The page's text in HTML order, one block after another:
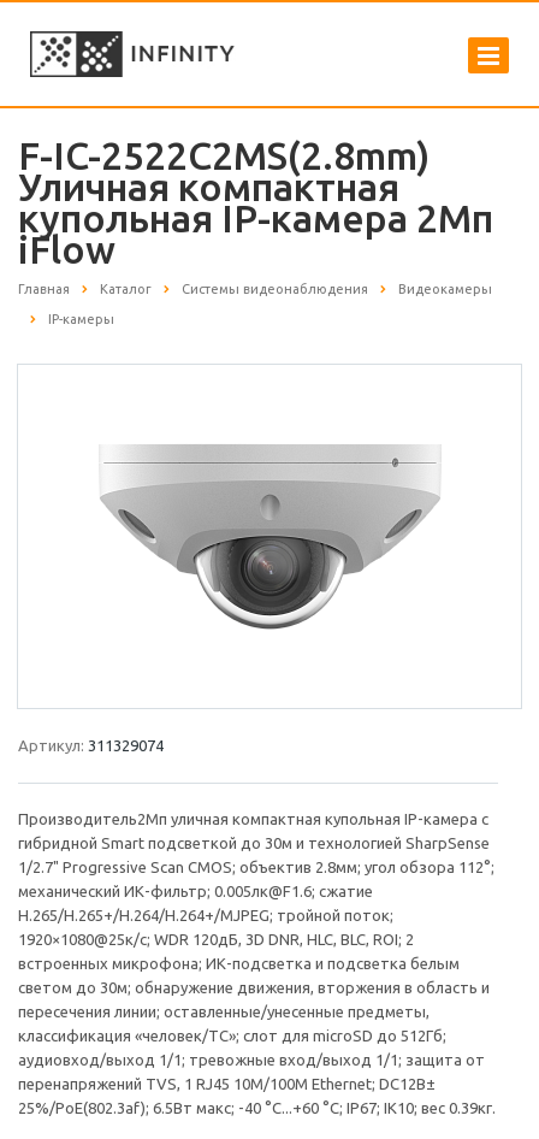
F-IC-2522C2MS(2.8mm)
Уличная компактная
купольная IP-камера 2Мп
iFlow
Главная Каталог Системы видеонаблюдения Видеокамеры
IP-камеры
Артикул: 311329074
Производитель2Мп уличная компактная купольная IP-камера с
гибридной Smart подсветкой до 30м и технологией SharpSense
1/2.7" Progressive Scan CMOS; объектив 2.8мм; угол обзора 112°;
механический ИК-фильтр; 0.005лк@F1.6; сжатие
H.265/H.265+/H.264/H.264+/MJPEG; тройной поток;
1920×1080@25к/с; WDR 120дБ, 3D DNR, HLC, BLC, ROI; 2
встроенных микрофона; ИК-подсветка и подсветка белым
светом до 30м; обнаружение движения, вторжения в область и
пересечения линии; оставленные/унесенные предметы,
классификация «человек/ТС»; слот для microSD до 512Гб;
аудиовход/выход 1/1; тревожные вход/выход 1/1; защита от
перенапряжений TVS, 1 RJ45 10M/100M Ethernet; DC12В±
25%/PoE(802.3af); 6.5Вт макс; -40 °C...+60 °C; IP67; IK10; вес 0.39кг.